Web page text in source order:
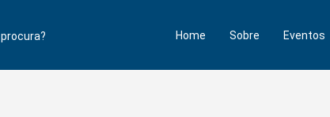
Home Sobre Eventos
article/35/3/341/2354671